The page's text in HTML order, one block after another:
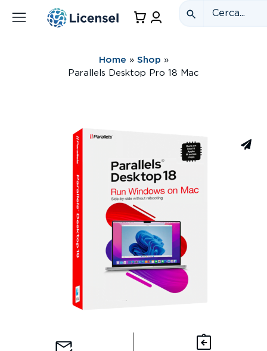
Home » Shop »
Parallels Desktop Pro 18 Mac